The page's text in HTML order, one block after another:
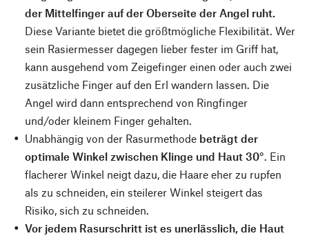
der Mittelfinger auf der Oberseite der Angel ruht.
Diese Variante bietet die größtmögliche Flexibilität. Wer
sein Rasiermesser dagegen lieber fester im Griff hat,
kann ausgehend vom Zeigefinger einen oder auch zwei
zusätzliche Finger auf den Erl wandern lassen. Die
Angel wird dann entsprechend von Ringfinger
und/oder kleinem Finger gehalten.
Unabhängig von der Rasurmethode beträgt der
optimale Winkel zwischen Klinge und Haut 30° . Ein
flacherer Winkel neigt dazu, die Haare eher zu rupfen
als zu schneiden, ein steilerer Winkel steigert das
Risiko, sich zu schneiden.
Vor jedem Rasurschritt ist es unerlässlich, die Haut